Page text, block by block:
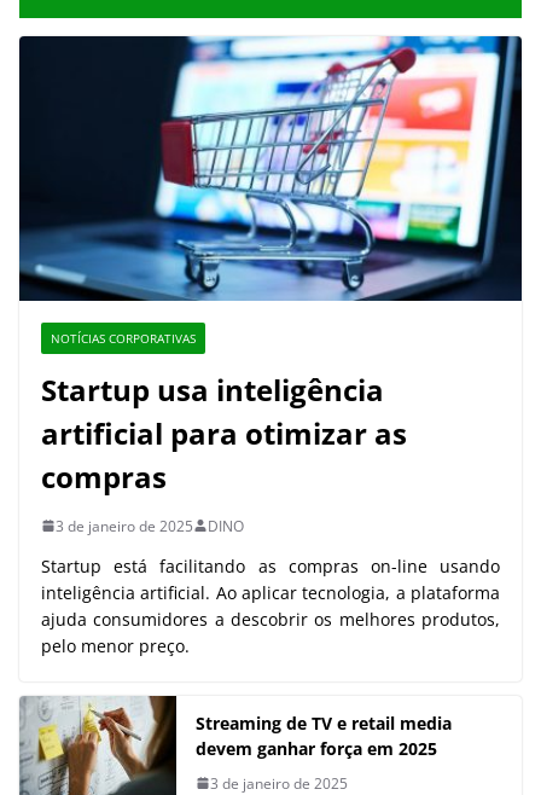
NOTÍCIAS CORPORATIVAS
Startup usa inteligência
artificial para otimizar as
compras
3 de janeiro de 2025 DINO
Startup está facilitando as compras on-line usando
inteligência artificial. Ao aplicar tecnologia, a plataforma
ajuda consumidores a descobrir os melhores produtos,
pelo menor preço.
Streaming de TV e retail media
devem ganhar força em 2025
3 de janeiro de 2025